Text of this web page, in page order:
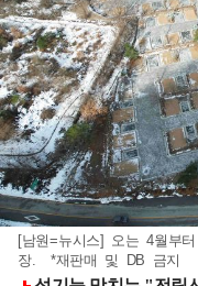
[남원=뉴시스] 오는 4월부
장. *재판매 및 DB 금지